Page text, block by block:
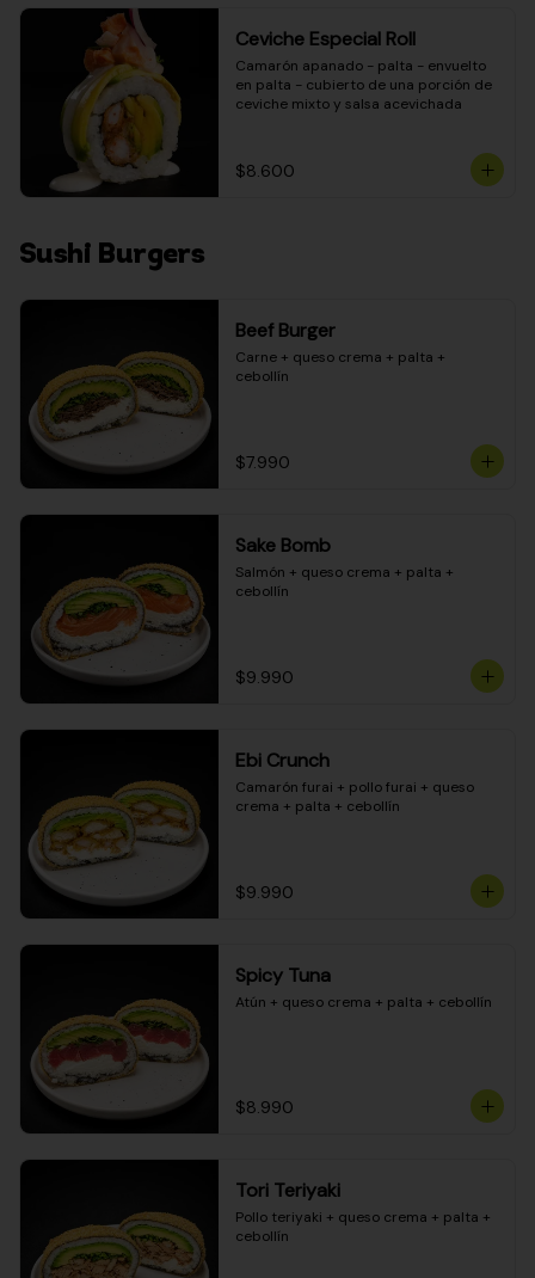
Ceviche Especial Roll
Camarón apanado - palta - envuelto
en palta - cubierto de una porción de
ceviche mixto y salsa acevichada
$8.600
Sushi Burgers
Beef Burger
Carne + queso crema + palta +
cebollín
$7.990
Sake Bomb
Salmón + queso crema + palta +
cebollín
$9.990
Ebi Crunch
Camarón furai + pollo furai + queso
crema + palta + cebollín
$9.990
Spicy Tuna
Atún + queso crema + palta + cebollín
$8.990
Tori Teriyaki
Pollo teriyaki + queso crema + palta +
cebollín